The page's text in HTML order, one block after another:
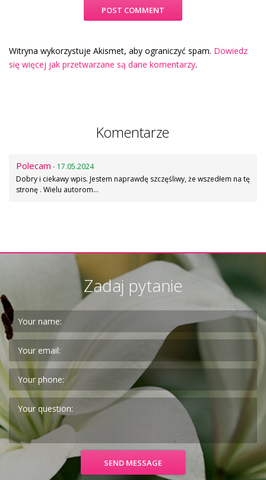
Witryna wykorzystuje Akismet, aby ograniczyć spam. Dowiedz
się więcej jak przetwarzane są dane komentarzy.
Komentarze
Polecam - 17.05.2024
Dobry i ciekawy wpis. Jestem naprawdę szczęśliwy, że wszedłem na tę
stronę . Wielu autorom…
Zadaj pytanie